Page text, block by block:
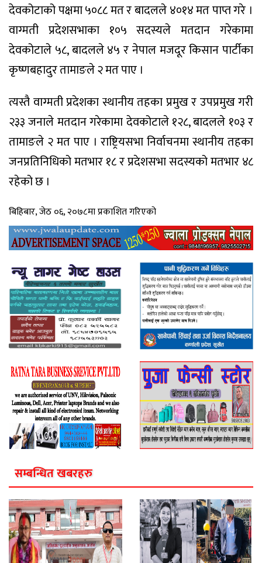
देवकोटाको पक्षमा ५०८८ मत र बादलले ४०१४ मत पाप्त गरे ।
वाग्मती प्रदेशसभाका १०५ सदस्यले मतदान गरेकामा
देवकोटाले ५८, बादलले ४५ र नेपाल मजदूर किसान पार्टीका
कृष्णबहादुर तामाङले २ मत पाए ।
त्यस्तै वाग्मती प्रदेशका स्थानीय तहका प्रमुख र उपप्रमुख गरी
२३३ जनाले मतदान गरेकामा देवकोटाले १२८, बादलले १०३ र
तामाङले २ मत पाए । राष्ट्रियसभा निर्वाचनमा स्थानीय तहका
जनप्रतिनिधिको मतभार १८ र प्रदेशसभा सदस्यको मतभार ४८
रहेको छ ।
बिहिबार, जेठ ०६, २०७८मा प्रकाशित गरिएको
सम्बन्धित खबरहरु